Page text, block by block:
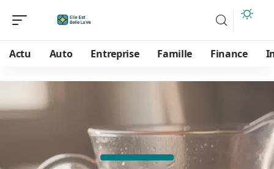
Actu Auto Entreprise Famille Finance